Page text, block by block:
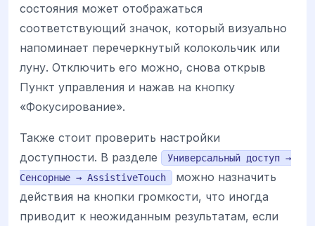
состояния может отображаться
соответствующий значок, который визуально
напоминает перечеркнутый колокольчик или
луну. Отключить его можно, снова открыв
Пункт управления и нажав на кнопку
«Фокусирование».
Также стоит проверить настройки
доступности. В разделе
Универсальный доступ →
Сенсорные → AssistiveTouch
можно назначить
действия на кнопки громкости, что иногда
приводит к неожиданным результатам, если